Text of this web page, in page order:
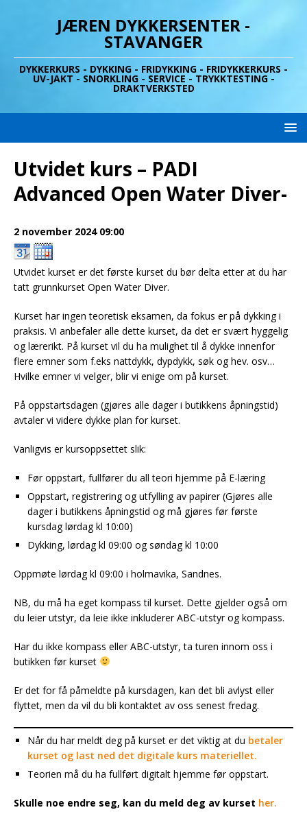
JÆREN DYKKERSENTER -
STAVANGER
DYKKERKURS - DYKKING - FRIDYKKING - FRIDYKKERKURS -
UV-JAKT - SNORKLING - SERVICE - TRYKKTESTING -
DRAKTVERKSTED
Utvidet kurs – PADI
Advanced Open Water Diver-
2 november 202409:00
Utvidet kurset er det første kurset du bør delta etter at du har
tatt grunnkurset Open Water Diver.
Kurset har ingen teoretisk eksamen, da fokus er på dykking i
praksis. Vi anbefaler alle dette kurset, da det er svært hyggelig
og lærerikt. På kurset vil du ha mulighet til å dykke innenfor
flere emner som f.eks nattdykk, dypdykk, søk og hev. osv…
Hvilke emner vi velger, blir vi enige om på kurset.
På oppstartsdagen (gjøres alle dager i butikkens åpningstid)
avtaler vi videre dykke plan for kurset.
Vanligvis er kursoppsettet slik:
Før oppstart, fullfører du all teori hjemme på E-læring
Oppstart, registrering og utfylling av papirer (Gjøres alle
dager i butikkens åpningstid og må gjøres før første
kursdag lørdag kl 10:00)
Dykking, lørdag kl 09:00 og søndag kl 10:00
Oppmøte lørdag kl 09:00 i holmavika, Sandnes.
NB, du må ha eget kompass til kurset. Dette gjelder også om
du leier utstyr, da leie ikke inkluderer ABC-utstyr og kompass.
Har du ikke kompass eller ABC-utstyr, ta turen innom oss i
butikken før kurset
Er det for få påmeldte på kursdagen, kan det bli avlyst eller
flyttet, men da vil du bli kontaktet av oss senest fredag.
Når du har meldt deg på kurset er det viktig at du betaler
kurset og last ned det digitale kurs materiellet.
Teorien må du ha fullført digitalt hjemme før oppstart.
Skulle noe endre seg, kan du meld deg av kurset her.